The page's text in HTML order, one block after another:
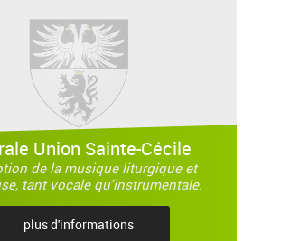
Union Sainte-Cécile
de la musique liturgique et
tant vocale qu'instrumentale.
plus d'informations